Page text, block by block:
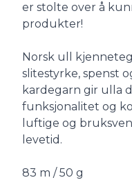
er stolte over å
produkter!
Norsk ull
slitestyrke, spenst
kardegarn gir ulla
funksjonalitet og
luftige og
levetid.
83 m / 50 g